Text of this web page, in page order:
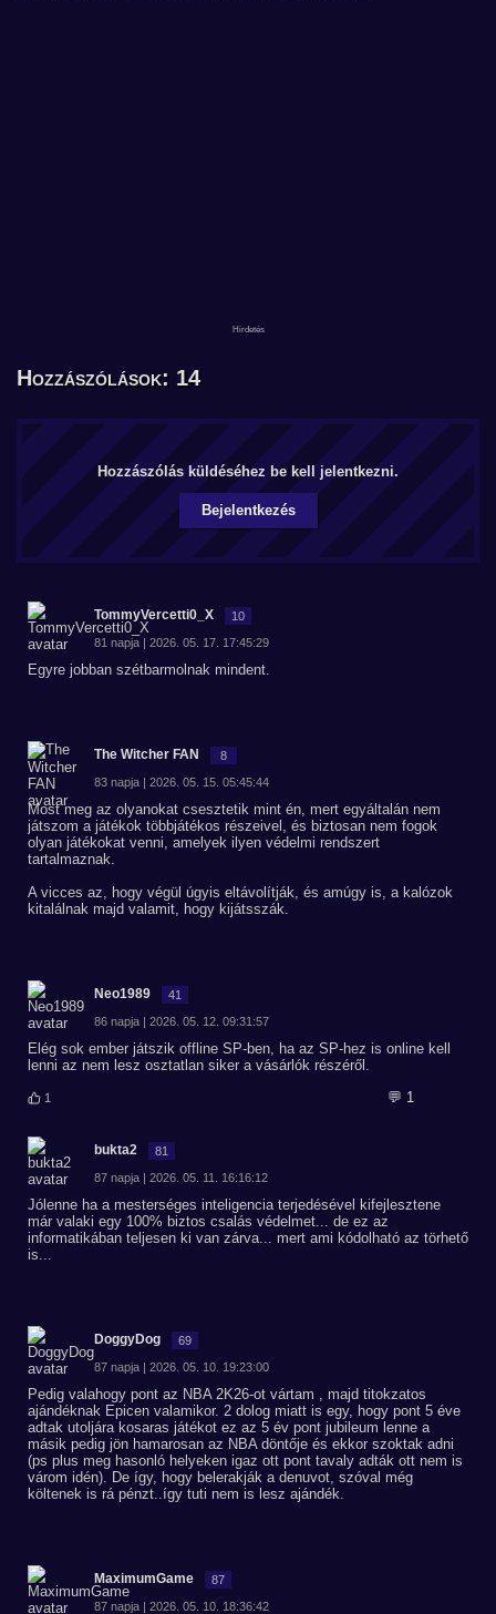
Hozzászólások: 14
Hozzászólás küldéséhez be kell jelentkezni.
Bejelentkezés
TommyVercetti0_X 10
81 napja | 2026. 05. 17. 17:45:29
Egyre jobban szétbarmolnak mindent.
The Witcher FAN 8
83 napja | 2026. 05. 15. 05:45:44
Most meg az olyanokat csesztetik mint én, mert egyáltalán nem
játszom a játékok többjátékos részeivel, és biztosan nem fogok
olyan játékokat venni, amelyek ilyen védelmi rendszert
tartalmaznak.
A vicces az, hogy végül úgyis eltávolítják, és amúgy is, a kalózok
kitalálnak majd valamit, hogy kijátsszák.
Neo1989 41
86 napja | 2026. 05. 12. 09:31:57
Elég sok ember játszik offline SP-ben, ha az SP-hez is online kell
lenni az nem lesz osztatlan siker a vásárlók részéről.
1 💬 1
bukta2 81
87 napja | 2026. 05. 11. 16:16:12
Jólenne ha a mesterséges inteligencia terjedésével kifejlesztene
már valaki egy 100% biztos csalás védelmet... de ez az
informatikában teljesen ki van zárva... mert ami kódolható az törhető
is...
DoggyDog 69
87 napja | 2026. 05. 10. 19:23:00
Pedig valahogy pont az NBA 2K26-ot vártam , majd titokzatos
ajándéknak Epicen valamikor. 2 dolog miatt is egy, hogy pont 5 éve
adtak utoljára kosaras játékot ez az 5 év pont jubileum lenne a
másik pedig jön hamarosan az NBA döntője és ekkor szoktak adni
(ps plus meg hasonló helyeken igaz ott pont tavaly adták ott nem is
várom idén). De így, hogy belerakják a denuvot, szóval még
költenek is rá pénzt..így tuti nem is lesz ajándék.
MaximumGame 87
87 napja | 2026. 05. 10. 18:36:42